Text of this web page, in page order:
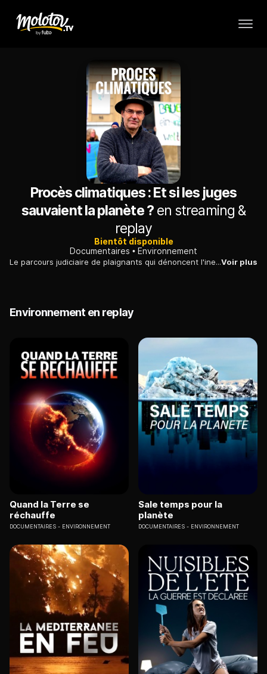
Procès climatiques : Et si les juges
sauvaient la planète ?en streaming &
replay
Bientôt disponible
Documentaires
Environnement
Le parcours judiciaire de plaignants qui dénoncent l'inertie des États et les nuisances environnementales des multinationales.Voir plus
Environnement en replay
Quand la Terre se
réchauffe
DOCUMENTAIRES ENVIRONNEMENT
Sale temps pour la
planète
DOCUMENTAIRES ENVIRONNEMENT